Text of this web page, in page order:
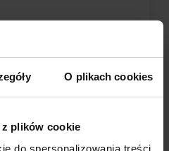
O plikach cookies
plików cookie
do spersonalizowania treści